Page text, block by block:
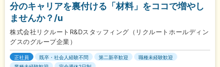
分のキャリアを裏付ける「材料」をココで増やし
ませんか？/u
株式会社リクルートR&Dスタッフィング（リクルートホールディン
グスのグループ企業）
正社員 既卒・社会人経験不問 第二新卒歓迎
職種未経験歓迎